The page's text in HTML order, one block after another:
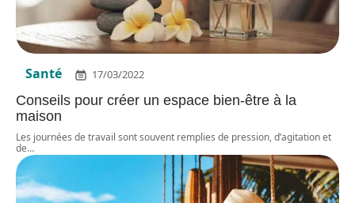
Santé 17/03/2022
Conseils pour créer un espace bien-être à la
maison
Les journées de travail sont souvent remplies de pression, d’agitation et
de…